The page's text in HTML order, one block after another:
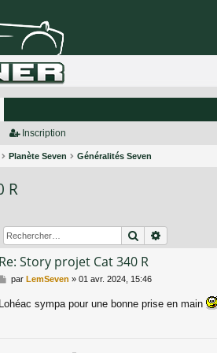
Inscription
Planète Seven Généralités Seven
R
Rechercher
Re: Story projet Cat 340 R
M
s
par LemSeven » 01 avr. 2024, 15:46
Lohéac sympa pour une bonne prise en main